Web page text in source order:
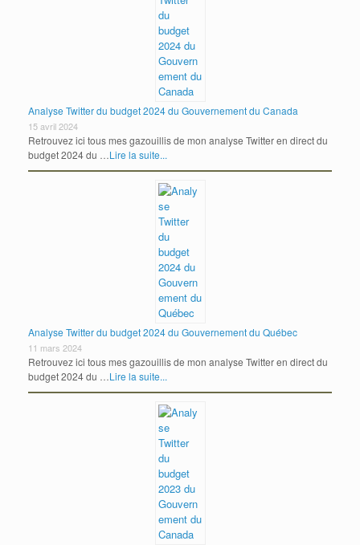
Analyse Twitter du budget 2024 du Gouvernement du Canada
15 avril 2024
Retrouvez ici tous mes gazouillis de mon analyse Twitter en direct du
budget 2024 du …Lire la suite...
Analyse Twitter du budget 2024 du Gouvernement du Québec
11 mars 2024
Retrouvez ici tous mes gazouillis de mon analyse Twitter en direct du
budget 2024 du …Lire la suite...